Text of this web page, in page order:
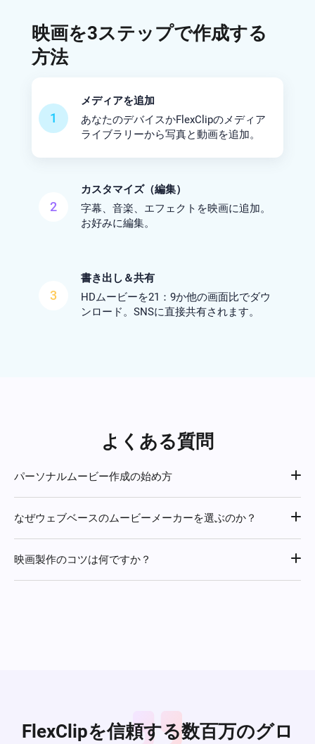
映画を3ステップで作成する
方法
1
メディアを追加
あなたのデバイスかFlexClipのメディア
ライブラリーから写真と動画を追加。
2
カスタマイズ（編集）
字幕、音楽、エフェクトを映画に追加。
お好みに編集。
3
書き出し＆共有
HDムービーを21：9か他の画面比でダウ
ンロード。SNSに直接共有されます。
よくある質問
パーソナルムービー作成の始め方
して始めます。
なぜウェブベースのムービーメーカーを選ぶのか？
スからも編集・アクセス可能で、他の人ともコラボ可能で
す。
映画製作のコツは何ですか？
FlexClipを信頼する数百万のグロ